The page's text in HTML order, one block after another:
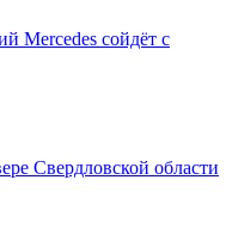
Mercedes сойдёт с
Свердловской области